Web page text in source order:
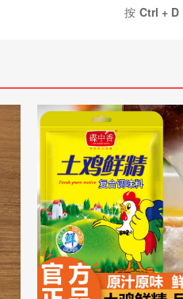
按 Ctrl + D